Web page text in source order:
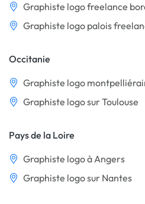
Graphiste logo freelance
Graphiste logo palois
Occitanie
Graphiste logo
Graphiste logo sur Toulouse
Pays de la Loire
Graphiste logo à Angers
Graphiste logo sur Nantes